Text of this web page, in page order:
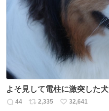
よそ見して電柱に激突した犬
返
44
リ
2,335
い
32,641